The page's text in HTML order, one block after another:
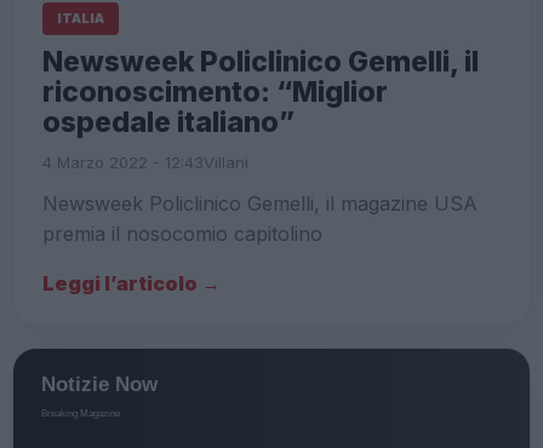
ITALIA
Newsweek Policlinico Gemelli, il
riconoscimento: “Miglior
ospedale italiano”
4 Marzo 2022 - 12:43Villani
Newsweek Policlinico Gemelli, il magazine USA
premia il nosocomio capitolino
Leggi l’articolo →